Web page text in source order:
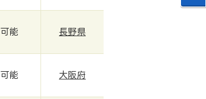
可能 長野県
可能 大阪府